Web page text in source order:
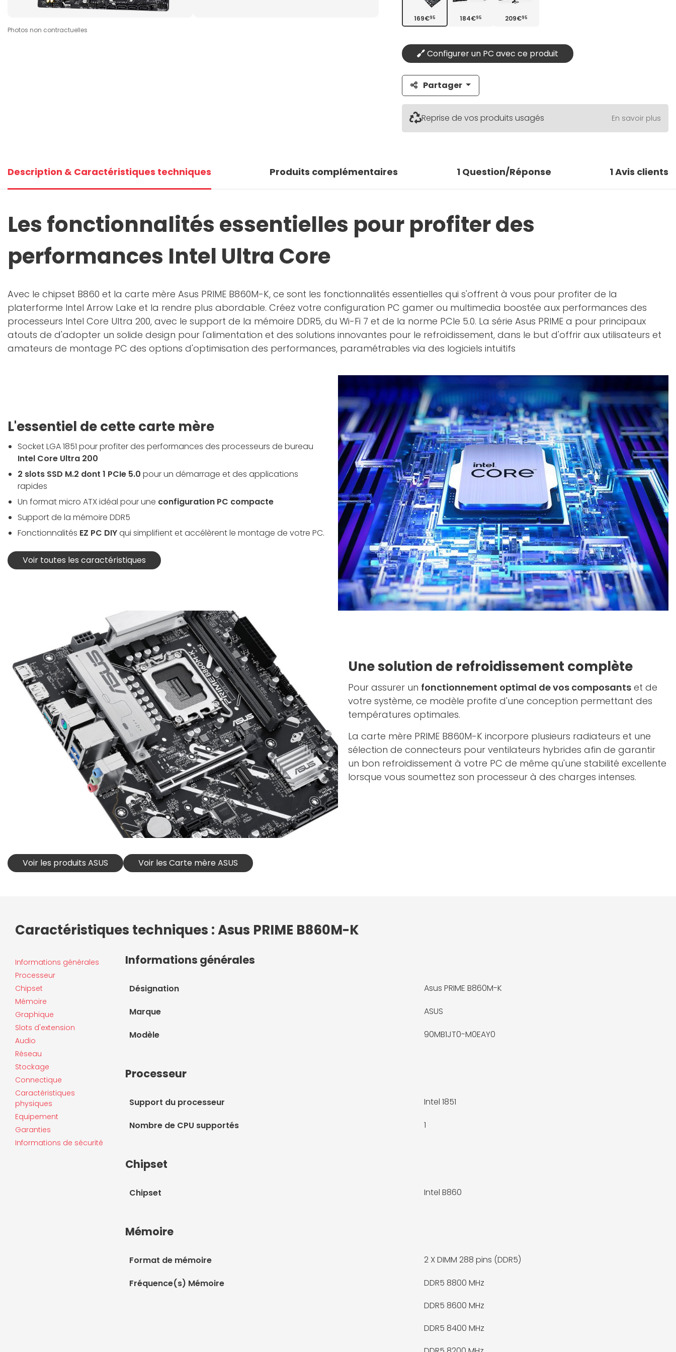
Photos non contractuelles
169€95 184€95 209€95
Configurer un PC avec ce produit
Partager
Reprise de vos produits usagés En savoir plus
Description & Caractéristiques techniques Produits complémentaires 1 Question/Réponse 1Avis clients
Les fonctionnalités essentielles pour profiter des
performances Intel Ultra Core
Avec le chipset B860 et la carte mère Asus PRIME B860M-K, ce sont les fonctionnalités essentielles qui s'offrent à vous pour profiter de la
platerforme Intel Arrow Lake et la rendre plus abordable. Créez votre configuration PC gamer ou multimedia boostée aux performances des
processeurs Intel Core Ultra 200, avec le support de la mémoire DDR5, du Wi-Fi 7 et de la norme PCIe 5.0. La série Asus PRIME a pour principaux
atouts de d'adopter un solide design pour l'alimentation et des solutions innovantes pour le refroidissement, dans le but d'offrir aux utilisateurs et
amateurs de montage PC des options d'optimisation des performances, paramétrables via des logiciels intuitifs
L'essentiel de cette carte mère
Socket LGA 1851 pour profiter des performances des processeurs de bureau
Intel Core Ultra 200
2 slots SSD M.2 dont 1 PCIe 5.0 pour un démarrage et des applications
rapides
Un format micro ATX idéal pour une configuration PC compacte
Support de la mémoire DDR5
Fonctionnalités EZ PC DIYqui simplifient et accélèrent le montage de votre PC.
Voir toutes les caractéristiques
Une solution de refroidissement complète
Pour assurer un fonctionnement optimal de vos composants et de
votre système, ce modèle profite d'une conception permettant des
températures optimales.
La carte mère PRIME B860M-K incorpore plusieurs radiateurs et une
sélection de connecteurs pour ventilateurs hybrides afin de garantir
un bon refroidissement à votre PC de même qu'une stabilité excellente
lorsque vous soumettez son processeur à des charges intenses.
Voir les produits ASUS Voir les Carte mère ASUS
Caractéristiques techniques : Asus PRIME B860M-K
Informations générales
Processeur
Chipset
Mémoire
Graphique
Slots d'extension
Audio
Réseau
Stockage
Connectique
Caractéristiques
physiques
Equipement
Garanties
Informations de sécurité
Informations générales
Désignation Asus PRIME B860M-K
Marque ASUS
Modèle 90MB1JT0-M0EAY0
Processeur
Support du processeur Intel 1851
Nombre de CPU supportés 1
Chipset
Chipset Intel B860
Mémoire
Format de mémoire 2 XDIMM 288 pins (DDR5)
Fréquence(s) Mémoire
DDR5 8800 MHz
DDR5 8600 MHz
DDR5 8400 MHz